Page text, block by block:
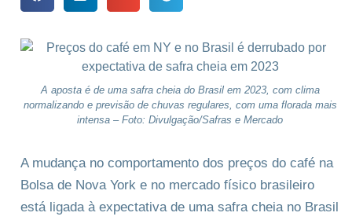
A aposta é de uma safra cheia do Brasil em 2023, com clima
normalizando e previsão de chuvas regulares, com uma florada mais
intensa – Foto: Divulgação/Safras e Mercado
A mudança no comportamento dos preços do café na
Bolsa de Nova York e no mercado físico brasileiro
está ligada à expectativa de uma safra cheia no Brasil